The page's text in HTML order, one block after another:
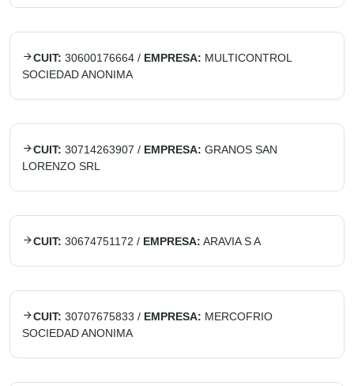
CUIT: 30600176664 / EMPRESA: MULTICONTROL
SOCIEDAD ANONIMA
CUIT: 30714263907 / EMPRESA: GRANOS SAN
LORENZO SRL
CUIT: 30674751172 / EMPRESA: ARAVIA S A
CUIT: 30707675833 / EMPRESA: MERCOFRIO
SOCIEDAD ANONIMA